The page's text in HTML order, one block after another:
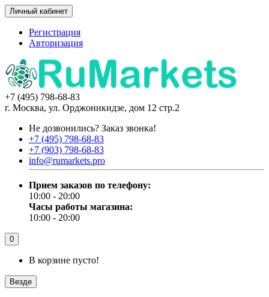
Личный кабинет
Регистрация
Авторизация
+7 (495) 798-68-83
г. Москва, ул. Орджоникидзе, дом 12 стр.2
Не дозвонились? Заказ звонка!
+7 (495) 798-68-83
+7 (903) 798-68-83
info@rumarkets.pro
Прием заказов по телефону:
10:00 - 20:00
Часы работы магазина:
10:00 - 20:00
0
В корзине пусто!
Везде